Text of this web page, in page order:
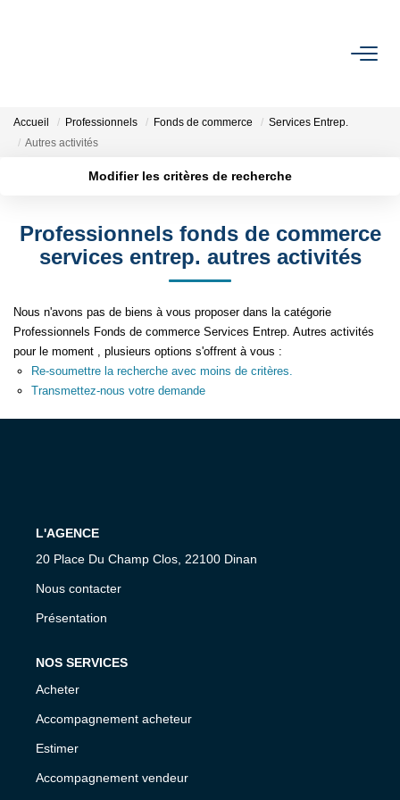
Nos Biens Disponibles
Estimation
Biens Vendus
NOTRE RÉGION
L'AGENCE
CONTACT
Accueil Professionnels Fonds de commerce
Services Entrep.
Autres activités
Modifier les critères de recherche
Plus de critères Créer une alerte
Professionnels fonds de commerce
services entrep. autres activités
Nous n'avons pas de biens à vous proposer dans la catégorie
Professionnels Fonds de commerce Services Entrep. Autres activités
pour le moment , plusieurs options s'offrent à vous :
Re-soumettre la recherche avec moins de critères.
Transmettez-nous votre demande
L'AGENCE
20 Place Du Champ Clos, 22100 Dinan
Nous contacter
Présentation
NOS SERVICES
Acheter
Accompagnement acheteur
Estimer
Accompagnement vendeur